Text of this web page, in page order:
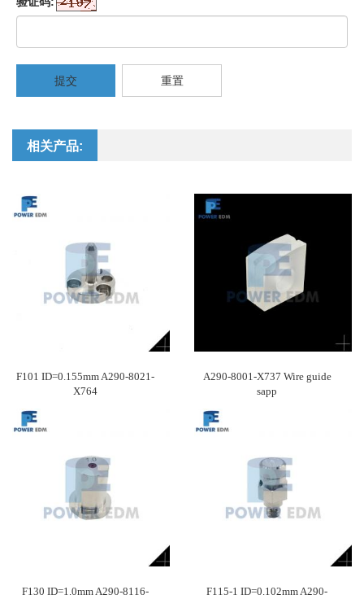
提交 重置
相关产品:
F101 ID=0.155mm A290-8021-
X764
A290-8001-X737 Wire guide
sapp
F130 ID=1.0mm A290-8116-
F115-1 ID=0.102mm A290-